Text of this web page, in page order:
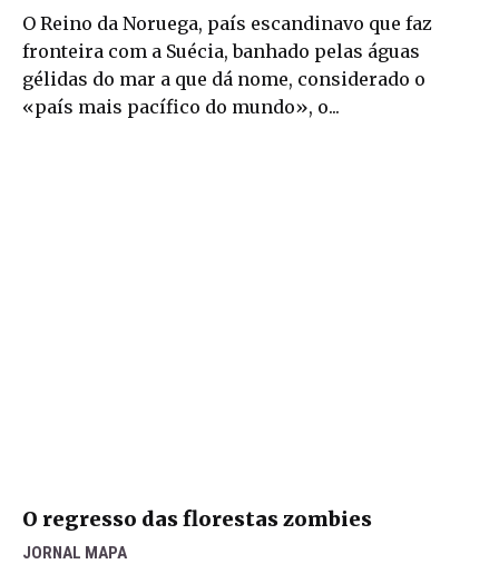
O Reino da Noruega, país escandinavo que faz
fronteira com a Suécia, banhado pelas águas
gélidas do mar a que dá nome, considerado o
«país mais pacífico do mundo», o...
O regresso das florestas zombies
JORNAL MAPA